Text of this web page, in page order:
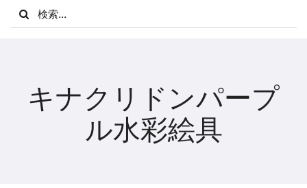
ZH
私たちについて
Search
for:
キナクリドンパープ
ル水彩絵具